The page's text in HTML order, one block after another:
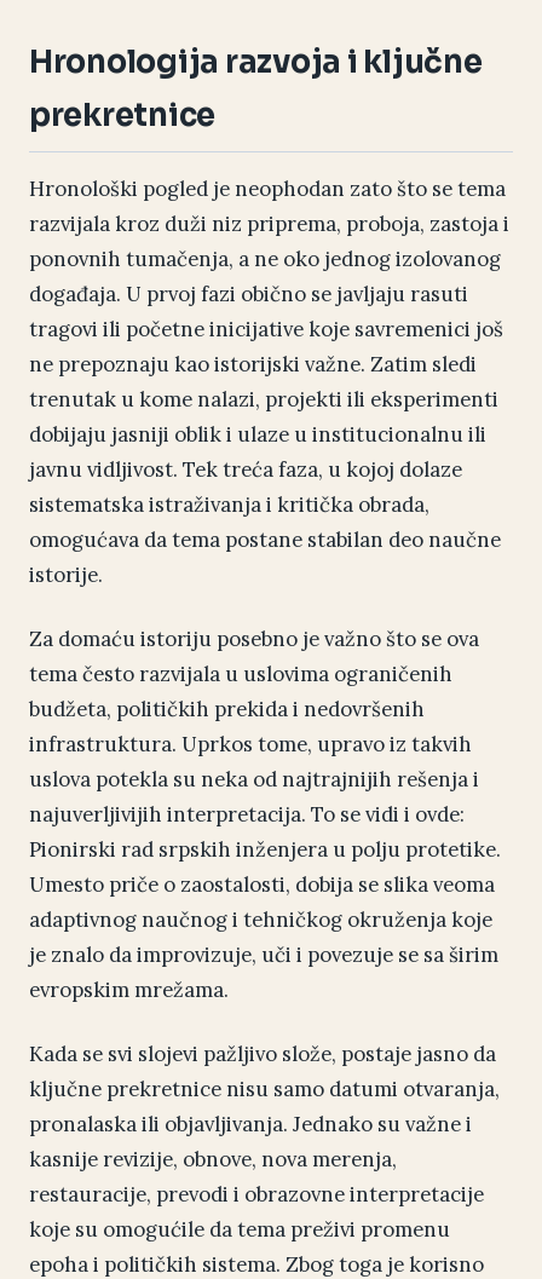
Hronologija razvoja i ključne
prekretnice
Hronološki pogled je neophodan zato što se tema
razvijala kroz duži niz priprema, proboja, zastoja i
ponovnih tumačenja, a ne oko jednog izolovanog
događaja. U prvoj fazi obično se javljaju rasuti
tragovi ili početne inicijative koje savremenici još
ne prepoznaju kao istorijski važne. Zatim sledi
trenutak u kome nalazi, projekti ili eksperimenti
dobijaju jasniji oblik i ulaze u institucionalnu ili
javnu vidljivost. Tek treća faza, u kojoj dolaze
sistematska istraživanja i kritička obrada,
omogućava da tema postane stabilan deo naučne
istorije.
Za domaću istoriju posebno je važno što se ova
tema često razvijala u uslovima ograničenih
budžeta, političkih prekida i nedovršenih
infrastruktura. Uprkos tome, upravo iz takvih
uslova potekla su neka od najtrajnijih rešenja i
najuverljivijih interpretacija. To se vidi i ovde:
Pionirski rad srpskih inženjera u polju protetike.
Umesto priče o zaostalosti, dobija se slika veoma
adaptivnog naučnog i tehničkog okruženja koje
je znalo da improvizuje, uči i povezuje se sa širim
evropskim mrežama.
Kada se svi slojevi pažljivo slože, postaje jasno da
ključne prekretnice nisu samo datumi otvaranja,
pronalaska ili objavljivanja. Jednako su važne i
kasnije revizije, obnove, nova merenja,
restauracije, prevodi i obrazovne interpretacije
koje su omogućile da tema preživi promenu
epoha i političkih sistema. Zbog toga je korisno